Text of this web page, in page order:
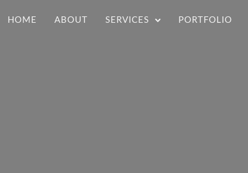
HOME ABOUT SERVICES PORTFOLIO